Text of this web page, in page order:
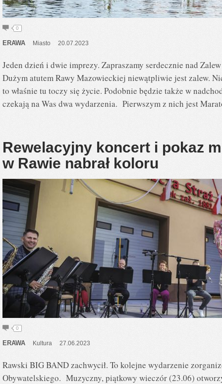
0
ERAWA Miasto 20.07.2023
Jeden dzień i dwie imprezy. Zapraszamy serdecznie nad
Dużym atutem Rawy Mazowieckiej niewątpliwie jest zalew.
to właśnie tu toczy się życie. Podobnie będzie także w
czekają na Was dwa wydarzenia. Pierwszym z nich jest
Rewelacyjny koncert i pokaz
w Rawie nabrał koloru
0
ERAWA Kultura 27.06.2023
Rawski BIG BAND zachwycił. To kolejne wydarzenie
Obywatelskiego. Muzyczny, piątkowy wieczór (23.06)